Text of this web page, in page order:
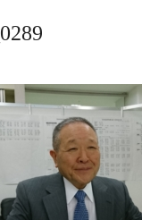
kir596340/